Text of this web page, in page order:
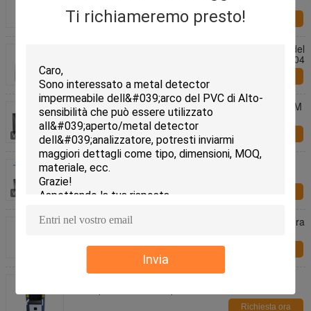
Ti richiameremo presto!
Invia
Richiesta ora
contatto a secco ritrattabile di acciaio inossidabile del
portone di oscillazione del cancello girevole 0.2S 304
Larghezza pedonale direzionale del portone 600MM
del cancello girevole della Bi elettronica
Barriera ritrattabile della falda della falda di 304 ss
del cancello girevole bidirezionale della barriera
180 gradi 10 secondi agitano il portone della barriera
Richiesta ora